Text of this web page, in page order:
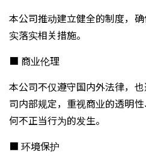
本公司推动建立健全的制度，
实落实相关措施。
■ 商业伦理
本公司不仅遵守国内外法律，
司内部规定，重视商业的透明
何不正当行为的发生。
■ 环境保护